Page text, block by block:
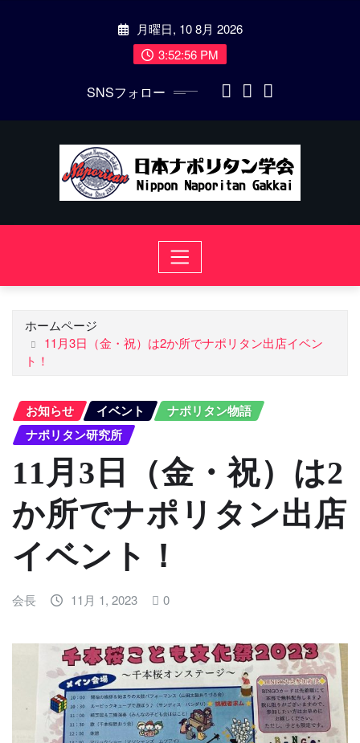
月曜日, 10 8月 2026
3:52:57 PM
SNSフォロー
ホームページ
11月3日（金・祝）は2か所でナポリタン出店イベン
ト！
お知らせ イベント
ナポリタン物語
ナポリタン研究所
11月3日（金・祝）は2
か所でナポリタン出店
イベント！
会長 11月 1, 2023 0